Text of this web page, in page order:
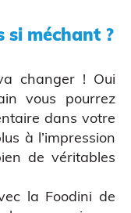
si méchant ?
changer ! Oui
vous pourrez
dans votre
à l’impression
de véritables
la Foodini de